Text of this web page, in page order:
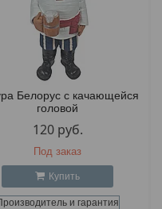
Белорус с качающейся
головой
120 руб.
Под заказ
Купить
и гарантия